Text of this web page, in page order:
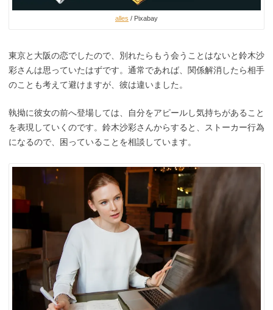
alles / Pixabay
東京と大阪の恋でしたので、別れたらもう会うことはないと鈴木沙
彩さんは思っていたはずです。通常であれば、関係解消したら相手
のことも考えて避けますが、彼は違いました。
執拗に彼女の前へ登場しては、自分をアピールし気持ちがあること
を表現していくのです。鈴木沙彩さんからすると、ストーカー行為
になるので、困っていることを相談しています。